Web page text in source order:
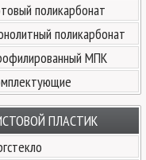
поликарбонат
поликарбонат
МПК
ПЛАСТИК